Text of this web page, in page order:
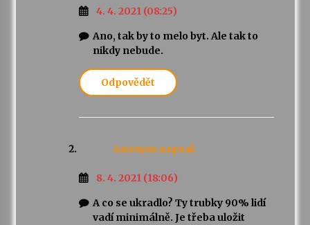
4. 4. 2021 (08:25)
Ano, tak by to melo byt. Ale tak to
nikdy nebude.
Odpovědět
Anonym napsal:
8. 4. 2021 (18:06)
A co se ukradlo? Ty trubky 90% lidí
vadí minimálně. Je třeba uložit